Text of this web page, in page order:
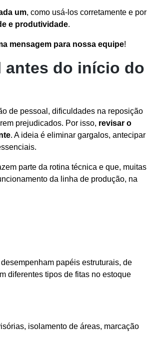
um, como usá-los corretamente e por
e produtividade.
mensagem para nossa equipe!
antes do início do
de pessoal, dificuldades na reposição
prejudicados. Por isso, revisar o
. A ideia é eliminar gargalos, antecipar
parte da rotina técnica e que, muitas
da linha de produção, na
papéis estruturais, de
diferentes tipos de fitas no estoque
isolamento de áreas, marcação